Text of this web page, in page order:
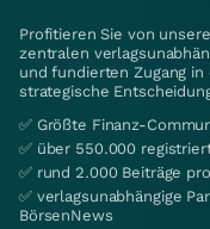
Profitieren Sie von
zentralen
und fundierten Zugang
strategische
✅ Größte Finanz-
✅ über 550.000
✅ rund 2.000 Beiträge
✅ verlagsunabhängige
BörsenNews